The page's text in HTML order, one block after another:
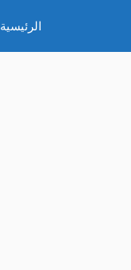
المحتوى
الرئيسية